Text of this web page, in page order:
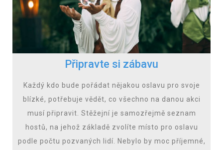
Připravte si zábavu
Každý kdo bude pořádat nějakou oslavu pro svoje
blízké, potřebuje vědět, co všechno na danou akci
musí připravit. Stěžejní je samozřejmě seznam
hostů, na jehož základě zvolíte místo pro oslavu
podle počtu pozvaných lidí. Nebylo by moc příjemné,